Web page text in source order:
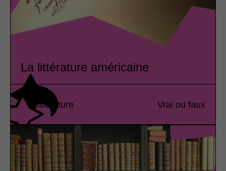
La littérature américaine
Littérature Vrai ou faux